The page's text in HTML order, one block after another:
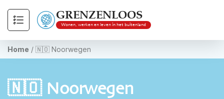
GRENZENLOOS
Wonen, werken en leven in het buitenland
Home / 🇳🇴 Noorwegen
🇳🇴 Noorwegen